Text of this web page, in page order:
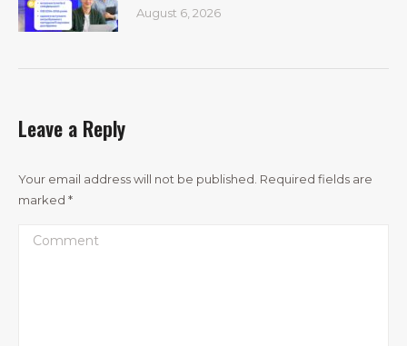
August 6, 2026
Leave a Reply
Your email address will not be published. Required fields are
marked *
Comment